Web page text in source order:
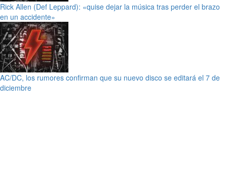
Rick Allen (Def Leppard): «quise dejar la música tras perder el brazo
en un accidente»
AC/DC, los rumores confirman que su nuevo disco se editará el 7 de
diciembre